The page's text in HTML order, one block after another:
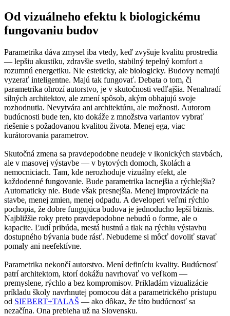
Od vizuálneho efektu k biologickému
fungovaniu budov
Parametrika dáva zmysel iba vtedy, keď zvyšuje kvalitu prostredia
— lepšiu akustiku, zdravšie svetlo, stabilný tepelný komfort a
rozumnú energetiku. Nie esteticky, ale biologicky. Budovy nemajú
vyzerať inteligentne. Majú tak fungovať. Debata o tom, či
parametrika ohrozí autorstvo, je v skutočnosti vedľajšia. Nenahradí
silných architektov, ale zmení spôsob, akým obhajujú svoje
rozhodnutia. Nevytvára ani architektúru, ale možnosti. Autorom
budúcnosti bude ten, kto dokáže z množstva variantov vybrať
riešenie s požadovanou kvalitou života. Menej ega, viac
kurátorovania parametrov.
Skutočná zmena sa pravdepodobne neudeje v ikonických stavbách,
ale v masovej výstavbe — v bytových domoch, školách a
nemocniciach. Tam, kde nerozhoduje vizuálny efekt, ale
každodenné fungovanie. Bude parametrika lacnejšia a rýchlejšia?
Automaticky nie. Bude však presnejšia. Menej improvizácie na
stavbe, menej zmien, menej odpadu. A developeri veľmi rýchlo
pochopia, že dobre fungujúca budova je jednoducho lepší biznis.
Najbližšie roky preto pravdepodobne nebudú o forme, ale o
kapacite. Ľudí pribúda, mestá hustnú a tlak na rýchlu výstavbu
dostupného bývania bude rásť. Nebudeme si môcť dovoliť stavať
pomaly ani neefektívne.
Parametrika nekončí autorstvo. Mení definíciu kvality. Budúcnosť
patrí architektom, ktorí dokážu navrhovať vo veľkom —
premyslene, rýchlo a bez kompromisov. Prikladám vizualizácie
príkladu školy navrhnutej pomocou dát a parametrického prístupu
od SIEBERT+TALAŠ — ako dôkaz, že táto budúcnosť sa
nezačína. Ona prebieha už na Slovensku.